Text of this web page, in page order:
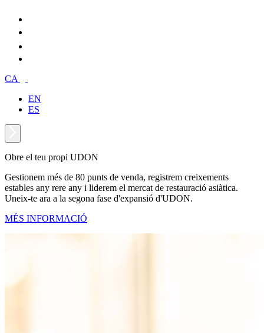
CA
EN
ES
Obre el teu propi UDON
Gestionem més de 80 punts de venda, registrem creixements
estables any rere any i liderem el mercat de restauració asiàtica.
Uneix-te ara a la segona fase d'expansió d'UDON.
MÉS INFORMACIÓ